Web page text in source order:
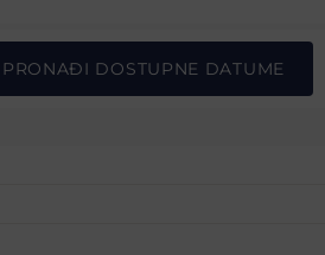
PRONAĐI DOSTUPNE DATUME